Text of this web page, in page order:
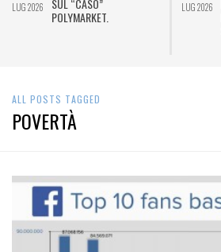
LUG 2026
SUL “CASO”
POLYMARKET.
LUG 2026
ALL POSTS TAGGED
POVERTÀ